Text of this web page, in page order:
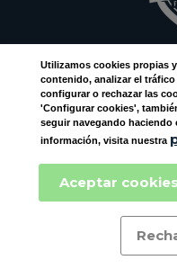
Utilizamos cookiespropias y
contenido, analizar el
configurar o rechazar las
'Configurar cookies',
seguir navegando haciendo
información, visita nuestra
Aceptar cookies